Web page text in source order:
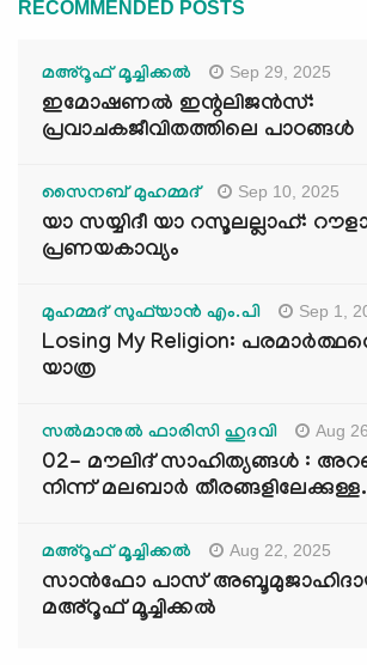
RECOMMENDED POSTS
മഅ്റൂഫ് മൂച്ചിക്കല്‍ Sep 29, 2025
ഇമോഷണൽ ഇന്റലിജൻസ്:
പ്രവാചകജീവിതത്തിലെ പാഠങ്ങൾ
സൈനബ് മുഹമ്മദ് Sep 10, 2025
യാ സയ്യിദീ യാ റസൂലല്ലാഹ്:
പ്രണയകാവ്യം
മുഹമ്മദ് സുഫ്‌യാൻ എം.പി Sep 1,
Losing My Religion:
യാത്ര
സൽമാനുൽ ഫാരിസി ഹുദവി Aug
02- മൗലിദ് സാഹിത്യങ്ങൾ :
നിന്ന് മലബാർ
മഅ്റൂഫ് മൂച്ചിക്കല്‍ Aug 22, 2025
സാൻഫോ പാസ്
മഅ്റൂഫ് മൂച്ചിക്കല്‍